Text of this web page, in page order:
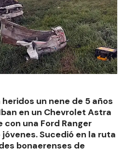
un nene de 5 años
en un Chevrolet Astra
una Ford Ranger
Sucedió en la ruta
bonaerenses de